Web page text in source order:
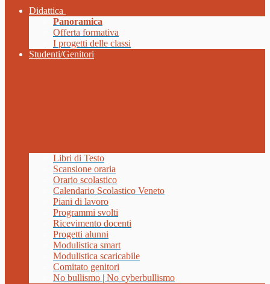
Didattica
Panoramica
Offerta formativa
I progetti delle classi
Studenti/Genitori
Libri di Testo
Scansione oraria
Orario scolastico
Calendario Scolastico Veneto
Piani di lavoro
Programmi svolti
Ricevimento docenti
Progetti alunni
Modulistica smart
Modulistica scaricabile
Comitato genitori
No bullismo | No cyberbullismo